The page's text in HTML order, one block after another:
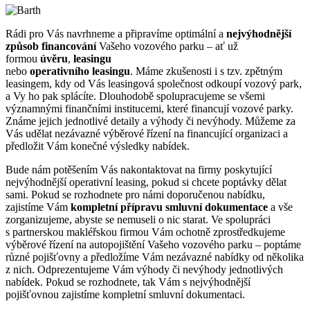
Rádi pro Vás navrhneme a připravíme optimální a nejvýhodnější
způsob financováníVašeho vozového parku – ať už
formou úvěru, leasingu
nebo operativního leasingu. Máme zkušenosti i s tzv. zpětným
leasingem, kdy od Vás leasingová společnost odkoupí vozový park,
a Vy ho pak splácíte. Dlouhodobě spolupracujeme se všemi
významnými finančními institucemi, které financují vozové parky.
Známe jejich jednotlivé detaily a výhody či nevýhody. Můžeme za
Vás udělat nezávazné výběrové řízení na financující organizaci a
předložit Vám konečné výsledky nabídek.
Bude nám potěšením Vás nakontaktovat na firmy poskytující
nejvýhodnější operativní leasing, pokud si chcete poptávky dělat
sami. Pokud se rozhodnete pro námi doporučenou nabídku,
zajistíme Vám kompletní přípravu smluvní dokumentace a vše
zorganizujeme, abyste se nemuseli o nic starat. Ve spolupráci
s partnerskou makléřskou firmou Vám ochotně zprostředkujeme
výběrové řízení na autopojištění Vašeho vozového parku – poptáme
různé pojišťovny a předložíme Vám nezávazné nabídky od několika
z nich. Odprezentujeme Vám výhody či nevýhody jednotlivých
nabídek. Pokud se rozhodnete, tak Vám s nejvýhodnější
pojišťovnou zajistíme kompletní smluvní dokumentaci.